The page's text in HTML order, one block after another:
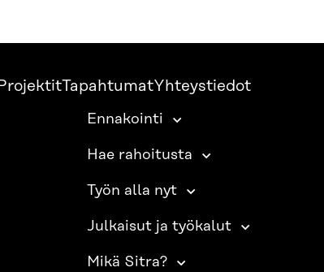
TapahtumatYhteystiedot
Ennakointi
Hae rahoitusta
Työn alla nyt
Julkaisut ja työkalut
Mikä Sitra?